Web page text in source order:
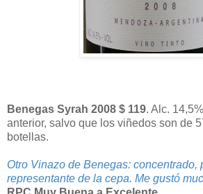
Benegas Syrah 2008 $ 119. Alc.
anterior, salvo que los viñedos son de
botellas.
Otro Vinazo de Benegas: concentrado,
representante de la cepa. Me gustó